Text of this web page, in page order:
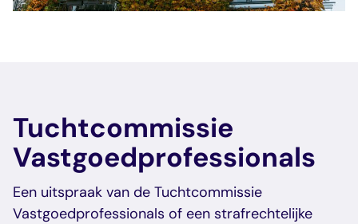
Tuchtcommissie
Vastgoedprofessionals
Een uitspraak van de Tuchtcommissie
Vastgoedprofessionals of een strafrechtelijke